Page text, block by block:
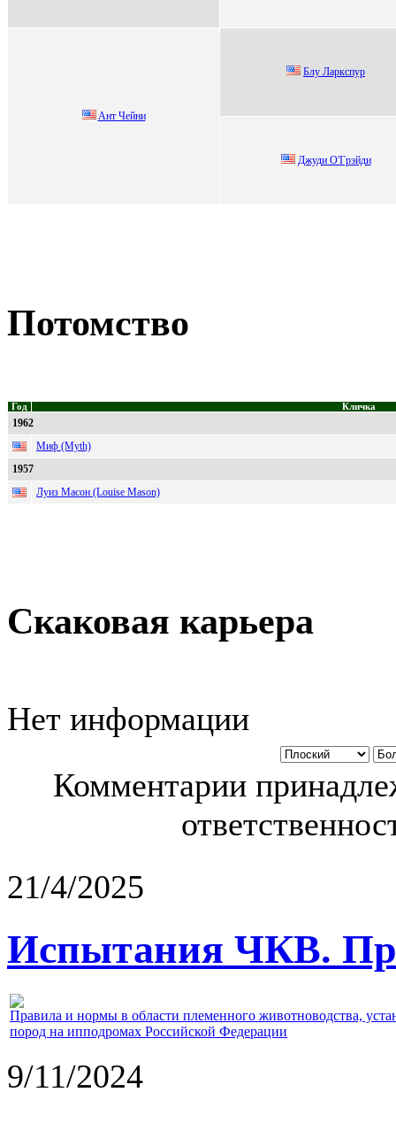
Aнт Чeйни
Блу Лapкcпуp
Джуди O'Гpэйди
Потомство
Год Кличка
1962
Миф (Myth)
1957
Луиз Масон (Louise Mason)
Скаковая карьера
Нет информации
Комментарии
21/4/2025
Испытания ЧКВ.
Правила и нормы в области племенного животноводства,
пород на ипподромах Российской Федерации
9/11/2024